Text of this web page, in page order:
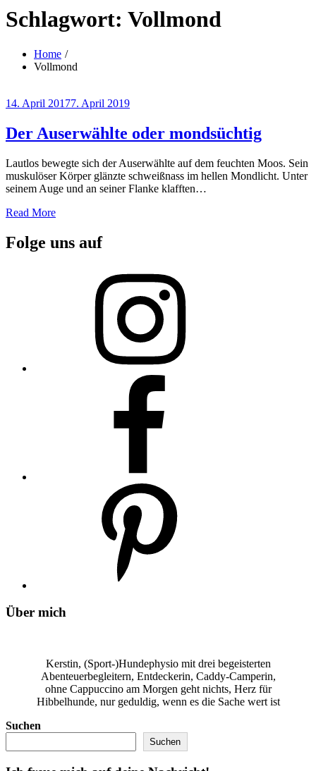
Schlagwort: Vollmond
Home
Vollmond
Posted
14. April 20177. April 2019
Der Auserwählte oder mondsüchtig
Lautlos bewegte sich der Auserwählte auf dem feuchten Moos. Sein
muskulöser Körper glänzte schweißnass im hellen Mondlicht. Unter
seinem Auge und an seiner Flanke klafften…
Read More
Folge uns auf
Über mich
Kerstin, (Sport-)Hundephysio mit drei begeisterten
Abenteuerbegleitern, Entdeckerin, Caddy-Camperin,
ohne Cappuccino am Morgen geht nichts, Herz für
Hibbelhunde, nur geduldig, wenn es die Sache wert ist
Suchen
Suchen